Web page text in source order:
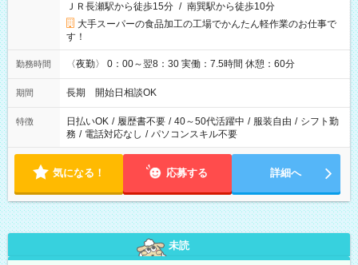
ＪＲ長瀬駅から徒歩15分 / 南巽駅から徒歩10分
大手スーパーの食品加工の工場でかんたん軽作業のお仕事で
す！
勤務時間 〈夜勤〉 0：00～翌8：30 実働：7.5時間 休憩：60分
期間 長期 開始日相談OK
特徴 日払いOK / 履歴書不要 / 40～50代活躍中 / 服装自由 / シフト勤
務 / 電話対応なし / パソコンスキル不要
気になる！ 応募する 詳細へ
未読